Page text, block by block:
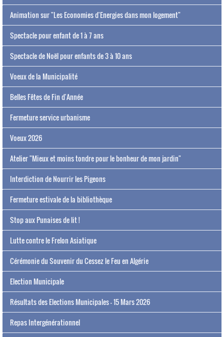
Animation sur "Les Economies d'Energies dans mon logement"
Spectacle pour enfant de 1 à 7 ans
Spectacle de Noël pour enfants de 3 à 10 ans
Voeux de la Municipalité
Belles Fêtes de Fin d'Année
Fermeture service urbanisme
Voeux 2026
Atelier "Mieux et moins tondre pour le bonheur de mon jardin"
Interdiction de Nourrir les Pigeons
Fermeture estivale de la bibliothèque
Stop aux Punaises de lit !
Lutte contre le Frelon Asiatique
Cérémonie du Souvenir du Cessez le Feu en Algérie
Election Municipale
Résultats des Elections Municipales - 15 Mars 2026
Repas Intergénérationnel